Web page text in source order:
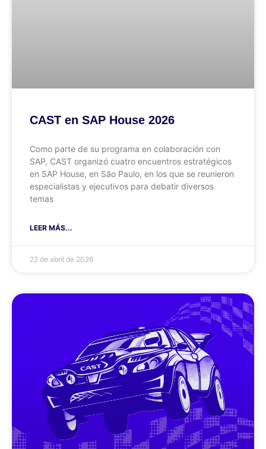
CAST en SAP House 2026
Como parte de su programa en colaboración con
SAP, CAST organizó cuatro encuentros estratégicos
en SAP House, en São Paulo, en los que se reunieron
especialistas y ejecutivos para debatir diversos
temas
LEER MÁS...
22 de abril de 2026